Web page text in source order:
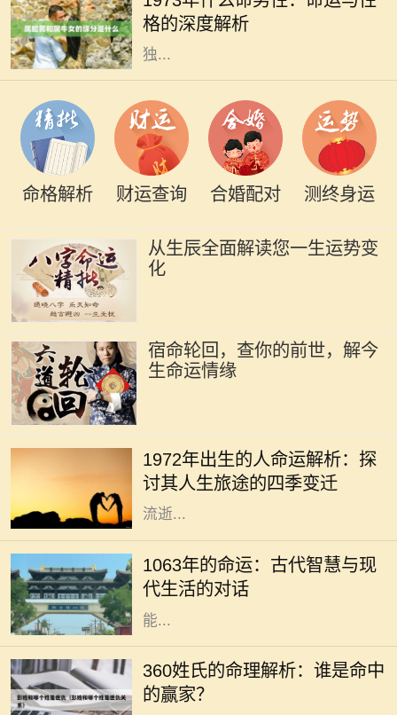
格的深度解析
1973年出生的男性被认为是“水命”。
水命的男性在性格和命运上展现出
独...
命格解析 财运查询 合婚配对 测终身运
从生辰全面解读您一生运势变
化
宿命轮回，查你的前世，解今
生命运情缘
1972年出生的人命运解析：探
讨其人生旅途的四季变迁
1972年的出生者更是承载着特定时代
的印记。在这一年的春天，空气中充
满着希望与新生，然而，随着时间的
流逝...
1063年的命运：古代智慧与现
代生活的对话
在历史长河中，每一个年份都承载着
独特的文化和命运，而1063年则是一
个充满神秘和启示的年份。对于现代
人来说，解读这一年所蕴含的智慧，
能...
360姓氏的命理解析：谁是命中
的赢家？
在浩瀚的中华文化中，姓氏不仅仅是
一个符号，更承载着一家人的历史与
文化。360个姓氏各有其独特的命理
特征，今天我们就来探讨一下这些姓